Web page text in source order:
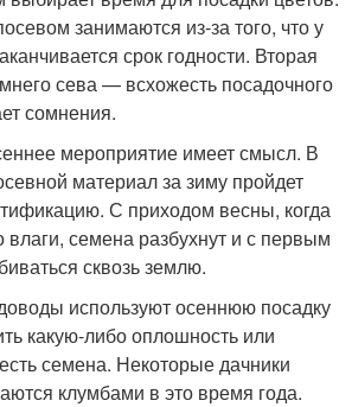
занимаются из-за того, что у
срок годности. Вторая
сева — всхожесть посадочного
сомнения.
мероприятие имеет смысл. В
материал за зиму пройдет
С приходом весны, когда
влаги, семена разбухнут и с первым
сквозь землю.
используют осеннюю посадку
какую-либо оплошность или
семена. Некоторые дачники
клумбами в это время года.